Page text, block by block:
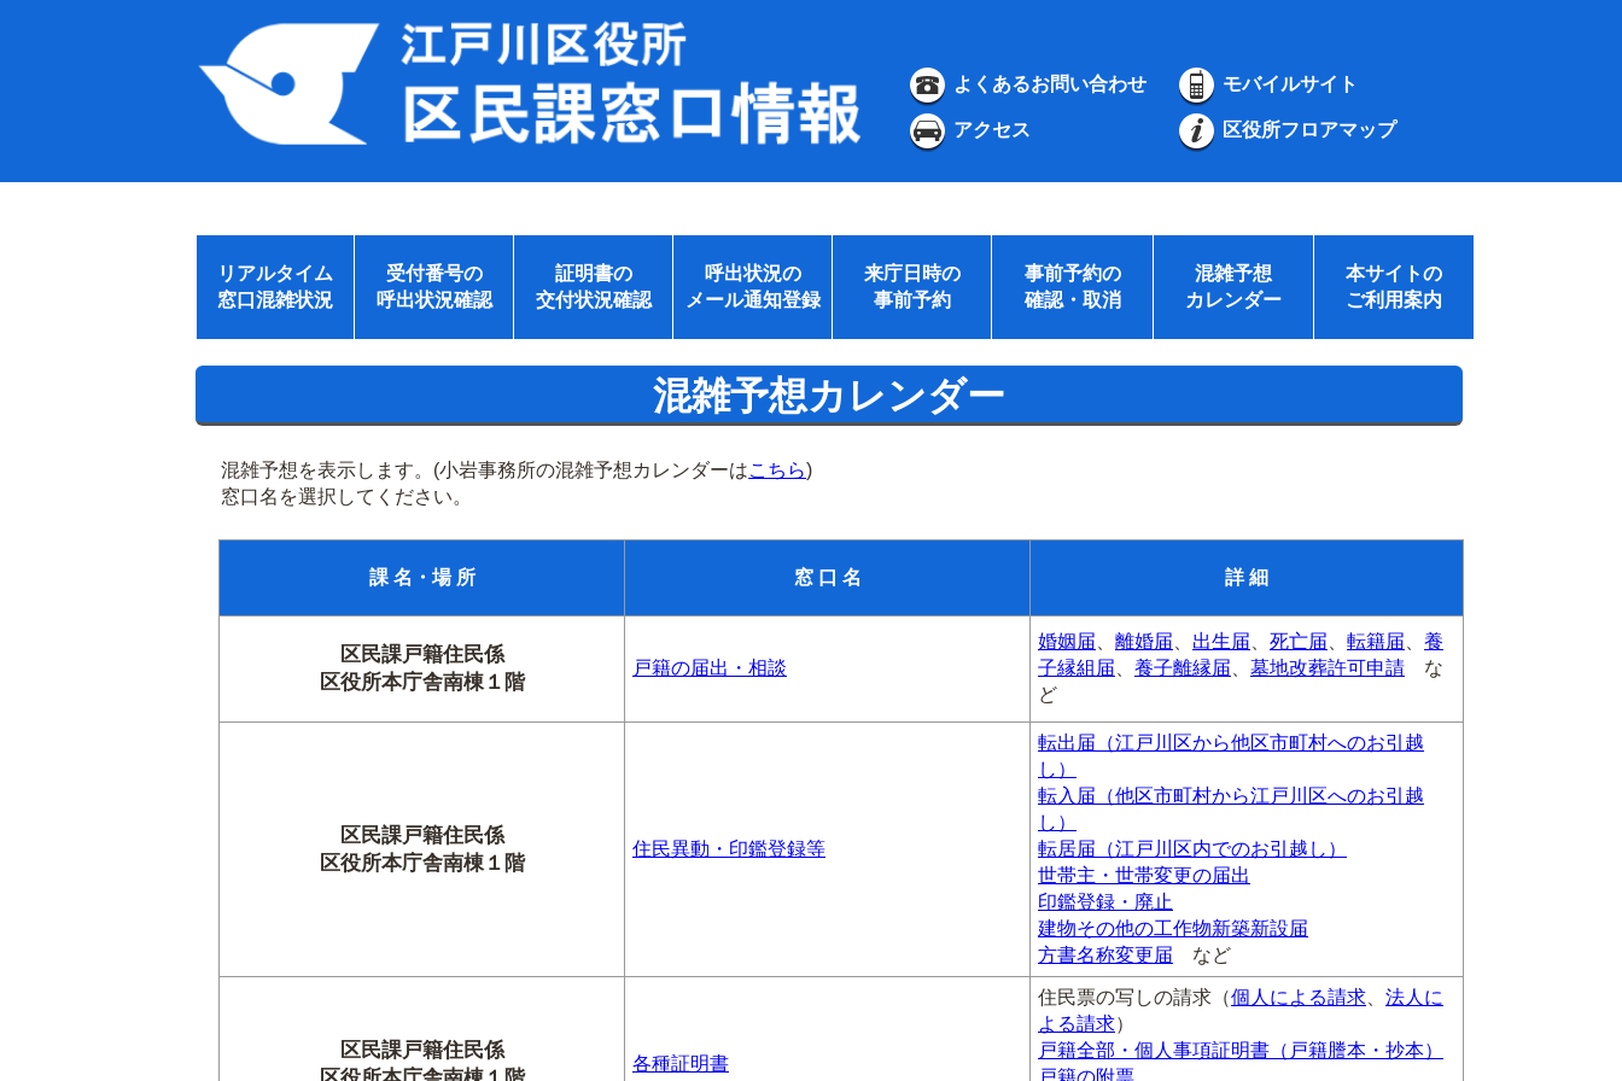
よくあるお問い合わせ モバイルサイト
アクセス 区役所フロアマップ
リアルタイム
窓口混雑状況
受付番号の
呼出状況確認
証明書の
交付状況確認
呼出状況の
メール通知登録
来庁日時の
事前予約
事前予約の
確認・取消
混雑予想
カレンダー
本サイトの
ご利用案内
混雑予想カレンダー
混雑予想を表示します。(小岩事務所の混雑予想カレンダーはこちら)
窓口名を選択してください。
課 名・場 所 窓 口 名 詳 細
区民課戸籍住民係
区役所本庁舎南棟１階
戸籍の届出・相談
婚姻届 離婚届 出生届 死亡届 転籍届
養
子縁組届
養子離縁届 墓地改葬許可申請 な
ど
区民課戸籍住民係
区役所本庁舎南棟１階
住民異動・印鑑登録等
転出届（江戸川区から他区市町村へのお引越
し）
転入届（他区市町村から江戸川区へのお引越
し）
転居届（江戸川区内でのお引越し）
世帯主・世帯変更の届出
印鑑登録・廃止
建物その他の工作物新築新設届
方書名称変更届 など
区民課戸籍住民係
各種証明書
住民票の写しの請求（個人による請求
法人に
よる請求）
戸籍全部・個人事項証明書（戸籍謄本・抄本）
戸籍の附票